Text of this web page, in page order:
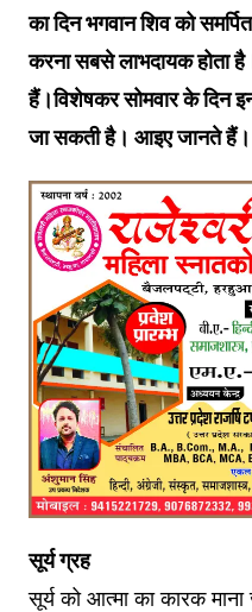
का दिन भगवान शिव को
करना सबसे लाभदायक होता
हैं।विशेषकर सोमवार के दिन
जा सकती है। आइए जानते हैं।
सूर्य ग्रह
सूर्य को आत्मा का कारक